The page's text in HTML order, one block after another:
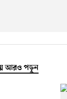
আরও পড়ুন